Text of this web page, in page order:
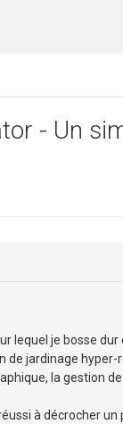
- Un
lequel je bosse dur
de jardinage
la gestion
à décrocher